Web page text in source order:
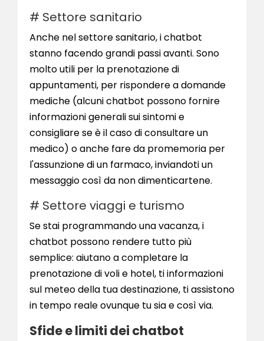
# Settore sanitario
Anche nel settore sanitario, i chatbot
stanno facendo grandi passi avanti. Sono
molto utili per la prenotazione di
appuntamenti, per rispondere a domande
mediche (alcuni chatbot possono fornire
informazioni generali sui sintomi e
consigliare se è il caso di consultare un
medico) o anche fare da promemoria per
l'assunzione di un farmaco, inviandoti un
messaggio così da non dimenticartene.
# Settore viaggi e turismo
Se stai programmando una vacanza, i
chatbot possono rendere tutto più
semplice: aiutano a completare la
prenotazione di voli e hotel, ti informazioni
sul meteo della tua destinazione, ti assistono
in tempo reale ovunque tu sia e così via.
Sfide e limiti dei chatbot